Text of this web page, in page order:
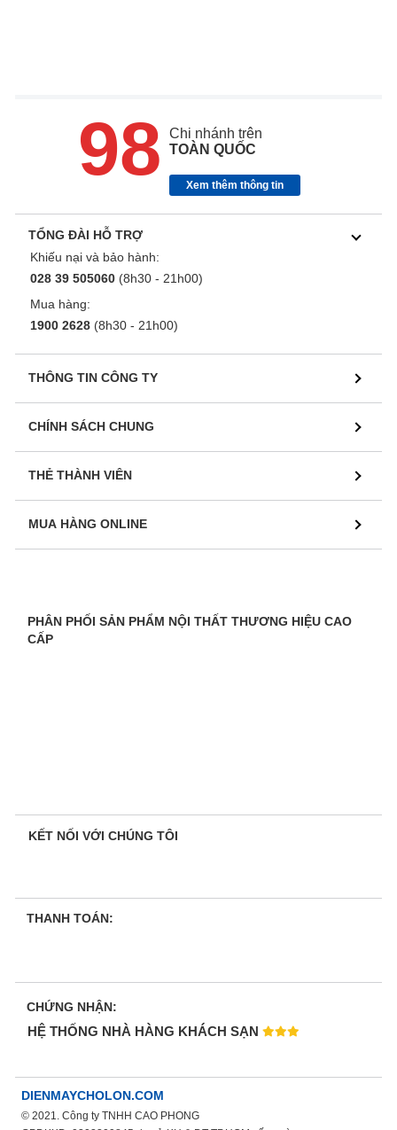
98
Chi nhánh trên
TOÀN QUỐC
Xem thêm thông tin
TỔNG ĐÀI HỖ TRỢ
Khiếu nại và bảo hành:
028 39 505060 (8h30 - 21h00)
Mua hàng:
1900 2628 (8h30 - 21h00)
THÔNG TIN CÔNG TY
CHÍNH SÁCH CHUNG
THẺ THÀNH VIÊN
MUA HÀNG ONLINE
PHÂN PHỐI SẢN PHẨM NỘI THẤT THƯƠNG HIỆU CAO
CẤP
HỆ THỐNG NHÀ HÀNG KHÁCH SẠN
KẾT NỐI VỚI CHÚNG TÔI
THANH TOÁN:
CHỨNG NHẬN:
DIENMAYCHOLON.COM
© 2021. Công ty TNHH CAO PHONG